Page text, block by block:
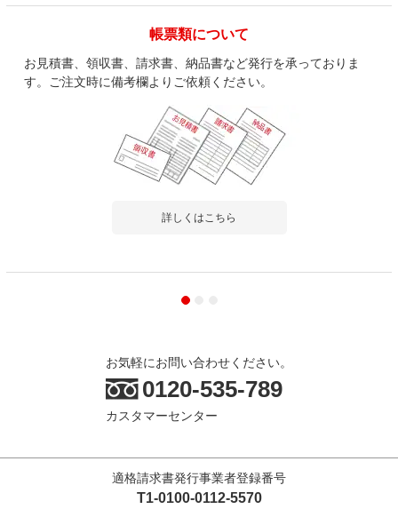
帳票類について
お見積書、領収書、請求書、納品書など発行を承っておりま
す。ご注文時に備考欄よりご依頼ください。
詳しくはこちら
お気軽にお問い合わせください。
0120-535-789
カスタマーセンター
適格請求書発行事業者登録番号
T1-0100-0112-5570